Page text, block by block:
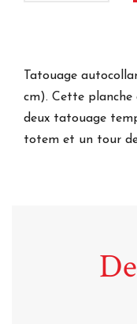
Tatouage
cm). Cette planche
deux tatouage
totem et un tour